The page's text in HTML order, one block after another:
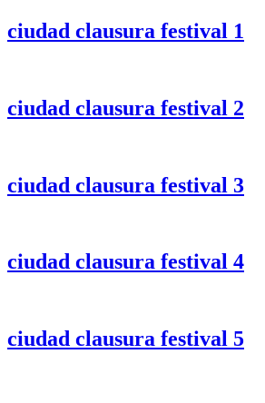
ciudad clausura festival 1
ciudad clausura festival 2
ciudad clausura festival 3
ciudad clausura festival 4
ciudad clausura festival 5